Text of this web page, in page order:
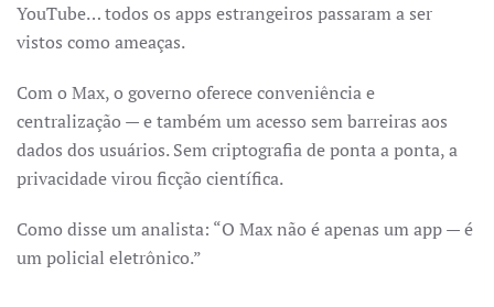
YouTube… todos os apps estrangeiros passaram a ser
vistos como ameaças.
Com o Max, o governo oferece conveniência e
centralização — e também um acesso sem barreiras aos
dados dos usuários. Sem criptografia de ponta a ponta, a
privacidade virou ficção científica.
Como disse um analista: “O Max não é apenas um app — é
um policial eletrônico.”